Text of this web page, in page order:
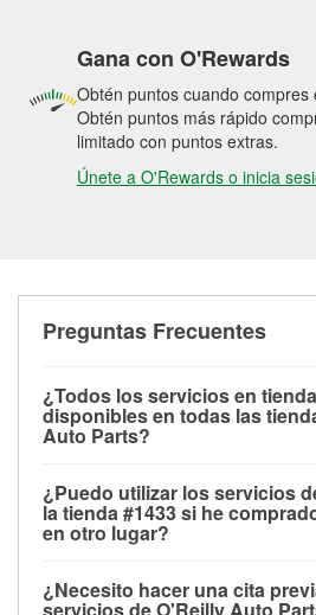
Gana con O'Rewards
Obtén puntos cuando
Obtén puntos más rápido
limitado con puntos extras.
Únete a O'Rewards o inicia
Preguntas Frecuentes
¿Todos los servicios en
disponibles en todas las
Auto Parts?
las pruebas de batería, pruebas
motor de arranque, revisión de
con O'Reilly VeriScan® e
limpiaparabrisas o bombillas,
todas las tiendas O'Reilly Auto
¿Puedo utilizar los servicios
la tienda #1433 si he
en otro lugar?
de O'Reilly Auto Parts que estén
¿Necesito hacer una cita